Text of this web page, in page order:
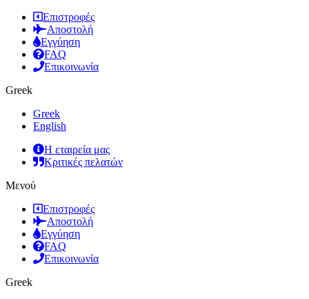
Επιστροφές
Αποστολή
Εγγύηση
FAQ
Επικοινωνία
Greek
Greek
English
Η εταιρεία μας
Κριτικές πελατών
Μενού
Επιστροφές
Αποστολή
Εγγύηση
FAQ
Επικοινωνία
Greek